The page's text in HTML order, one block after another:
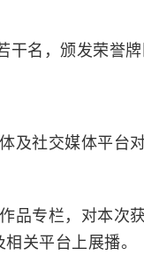
名，颁发荣誉牌
社交媒体平台
专栏，对本次
关平台上展播。